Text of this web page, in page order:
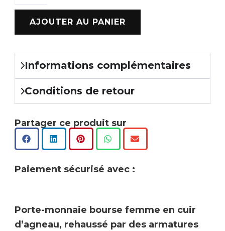
AJOUTER AU PANIER
Informations complémentaires
Conditions de retour
Partager ce produit sur
Paiement sécurisé avec :
Porte-monnaie bourse femme en cuir
d’agneau, rehaussé par des armatures